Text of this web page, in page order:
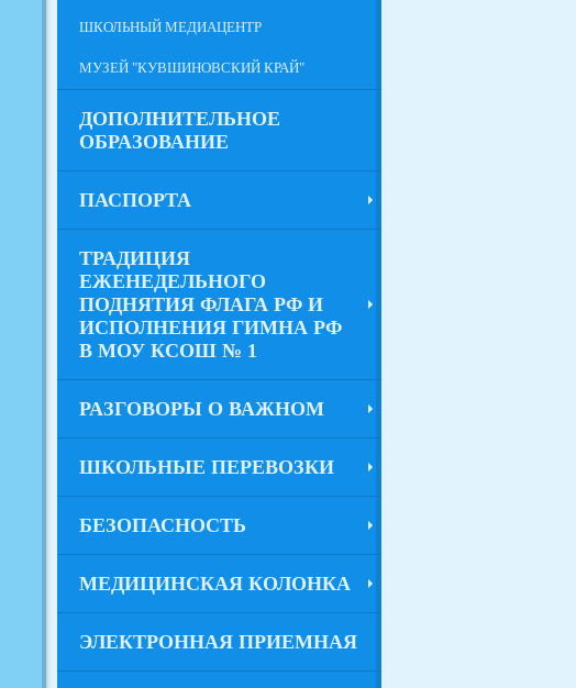
ШКОЛЬНЫЙ МЕДИАЦЕНТР
МУЗЕЙ "КУВШИНОВСКИЙ КРАЙ"
ДОПОЛНИТЕЛЬНОЕ
ОБРАЗОВАНИЕ
ПАСПОРТА
ТРАДИЦИЯ
ЕЖЕНЕДЕЛЬНОГО
ПОДНЯТИЯ ФЛАГА РФ И
ИСПОЛНЕНИЯ ГИМНА РФ
В МОУ КСОШ № 1
РАЗГОВОРЫ О ВАЖНОМ
ШКОЛЬНЫЕ ПЕРЕВОЗКИ
БЕЗОПАСНОСТЬ
МЕДИЦИНСКАЯ КОЛОНКА
ЭЛЕКТРОННАЯ ПРИЕМНАЯ